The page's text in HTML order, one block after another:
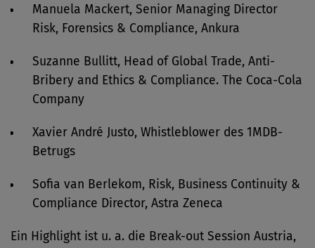
Manuela Mackert, Senior Managing Director
Risk, Forensics & Compliance, Ankura
Suzanne Bullitt, Head of Global Trade, Anti-
Bribery and Ethics & Compliance. The Coca-Cola
Company
Xavier André Justo, Whistleblower des 1MDB-
Betrugs
Sofia van Berlekom, Risk, Business Continuity &
Compliance Director, Astra Zeneca
Ein Highlight ist u. a. die Break-out Session Austria,